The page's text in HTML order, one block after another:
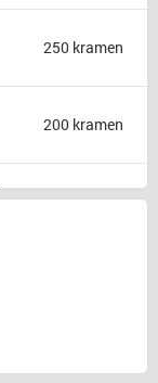
250 kramen
200 kramen
175 kramen